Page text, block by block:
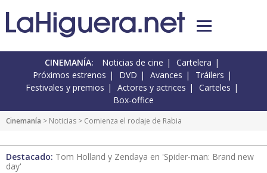
CINEMANÍA: Noticias de cine
Cartelera
Próximos estrenos
DVD Avances
Tráilers
Festivales y premios
Actores y actrices
Carteles
Box-office
Cinemanía > Noticias > Comienza el rodaje de Rabia
Destacado: Tom Holland y Zendaya en 'Spider-man: Brand new
day'